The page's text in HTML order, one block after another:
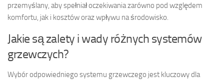
przemyślany, aby spełniał oczekiwania zarówno pod względem
komfortu, jak i kosztów oraz wpływu na środowisko.
Jakie są zalety i wady różnych systemów
grzewczych?
Wybór odpowiedniego systemu grzewczego jest kluczowy dla